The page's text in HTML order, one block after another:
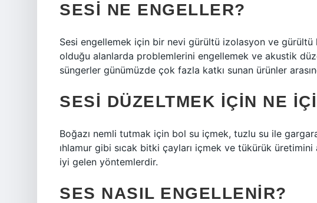
SESI NE ENGELLER?
Sesi engellemek için bir nevi gürültü izolasyon ve
olduğu alanlarda problemlerini engellemek ve akustik
süngerler günümüzde çok fazla katkı sunan ürünler
SESI DÜZELTMEK IÇIN NE
Boğazı nemli tutmak için bol su içmek, tuzlu su ile
ıhlamur gibi sıcak bitki çayları içmek ve tükürük üretimini
iyi gelen yöntemlerdir.
SES NASIL ENGELLENIR?